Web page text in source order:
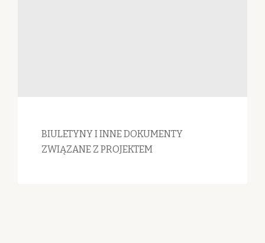
BIULETYNY I INNE DOKUMENTY
ZWIĄZANE Z PROJEKTEM